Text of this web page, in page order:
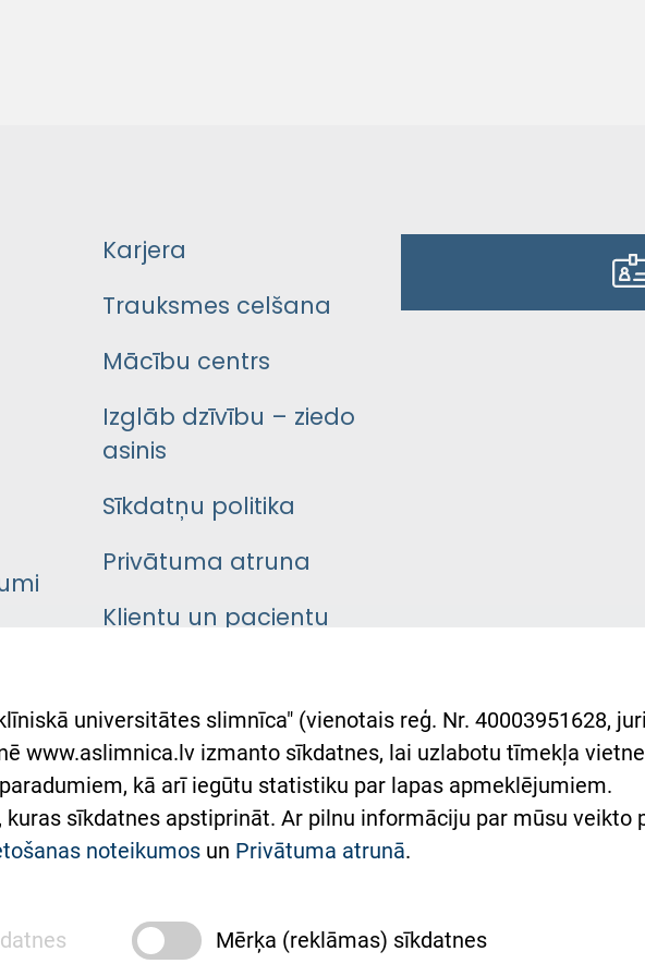
Karjera
Trauksmes celšana
Mācību centrs
Izglāb dzīvību – ziedo
asinis
Sīkdatņu politika
Privātuma atruna
Klientu un pacientu
Austrumu slimnīcas
atbalsts Ukrainai
Підтримка Східної лікарні
та співпраця з Україною
universitātes slimnīca" (vienotais reģ. Nr. 40003951628,
www.aslimnica.lv izmanto sīkdatnes, lai uzlabotu tīmekļa
kā arī iegūtu statistiku par lapas apmeklējumiem.
kuras sīkdatnes apstiprināt. Ar pilnu informāciju par mūsu veikto
noteikumos un Privātuma atrunā.
Mērķa (reklāmas) sīkdatnes